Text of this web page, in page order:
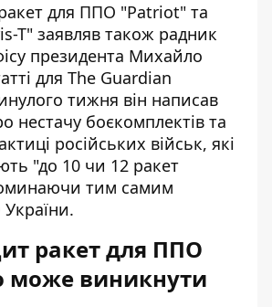
для ППО "Patriot" та
T" заявляв також радник
президента Михайло
для The Guardian
тижня він написав
нестачу боєкомплектів та
російських військ, які
"до 10 чи 12 ракет
тим самим
ракет для ППО
може виникнути